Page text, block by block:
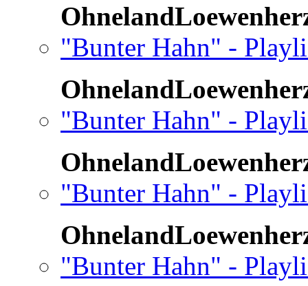
"Bunter Hahn" -
"Bunter Hahn" -
"Bunter Hahn" -
"Bunter Hahn" -